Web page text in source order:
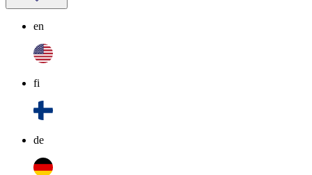
en
fi
de